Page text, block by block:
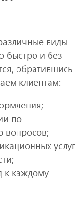
виды
быстро и без
обратившись
клиентам:
по
вопросов;
услуг
к каждому